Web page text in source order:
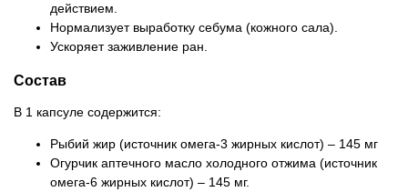
действием.
Нормализует выработку себума (кожного сала).
Ускоряет заживление ран.
Состав
В 1 капсуле содержится:
Рыбий жир (источник омега-3 жирных кислот) – 145 мг
Огурчик аптечного масло холодного отжима (источник
омега-6 жирных кислот) – 145 мг.
Популярные зоотовары